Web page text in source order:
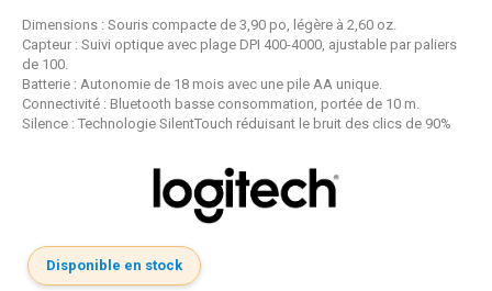
Dimensions : Souris compacte de 3,90 po, légère à 2,60 oz.
Capteur : Suivi optique avec plage DPI 400-4000, ajustable par paliers
de 100.
Batterie : Autonomie de 18 mois avec une pile AA unique.
Connectivité : Bluetooth basse consommation, portée de 10 m.
Silence : Technologie SilentTouch réduisant le bruit des clics de 90%
Disponible en stock